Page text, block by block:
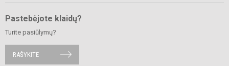
Pastebėjote klaidų?
Turite pasiūlymų?
RAŠYKITE